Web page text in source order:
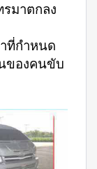
มาตกลง
าที่กำหนด
ของคนขับ